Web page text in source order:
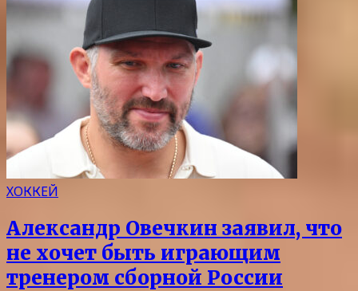
ХОККЕЙ
Александр Овечкин заявил, что
не хочет быть играющим
тренером сборной России